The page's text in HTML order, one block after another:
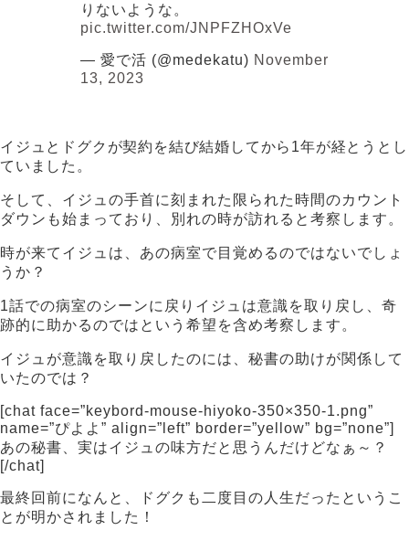
りないような。
pic.twitter.com/JNPFZHOxVe
— 愛で活 (@medekatu) November
13, 2023
イジュとドグクが契約を結び結婚してから1年が経とうとし
ていました。
そして、イジュの手首に刻まれた限られた時間のカウント
ダウンも始まっており、別れの時が訪れると考察します。
時が来てイジュは、あの病室で目覚めるのではないでしょ
うか？
1話での病室のシーンに戻りイジュは意識を取り戻し、奇
跡的に助かるのではという希望を含め考察します。
イジュが意識を取り戻したのには、秘書の助けが関係して
いたのでは？
[chat face=”keybord-mouse-hiyoko-350×350-1.png”
name=”ぴよよ” align=”left” border=”yellow” bg=”none”]
あの秘書、実はイジュの味方だと思うんだけどなぁ～？
[/chat]
最終回前になんと、ドグクも二度目の人生だったというこ
とが明かされました！